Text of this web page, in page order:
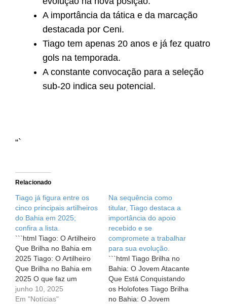
A importância da tática e da marcação
destacada por Ceni.
Tiago tem apenas 20 anos e já fez quatro
gols na temporada.
A constante convocação para a seleção
sub-20 indica seu potencial.
“`
Relacionado
Tiago já figura entre os
cinco principais artilheiros
do Bahia em 2025;
confira a lista.
```html Tiago: O Artilheiro
Que Brilha no Bahia em
2025 Tiago: O Artilheiro
Que Brilha no Bahia em
2025 O que faz um
jogador se destacar em
um time? Para muitos, a
junho 10, 2025
Em "Notícias"
Na sequência como
titular, Tiago destaca a
importância do apoio
recebido e se
compromete a trabalhar
para sua evolução.
```html Tiago Brilha no
Bahia: O Jovem Atacante
Que Está Conquistando
os Holofotes Tiago Brilha
no Bahia: O Jovem